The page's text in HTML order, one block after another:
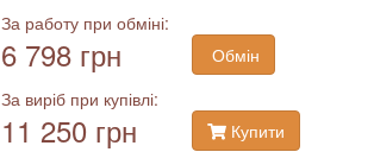
За работу при обміні:
6 798 грн
Обмін
За виріб при купівлі:
11 250 грн Купити